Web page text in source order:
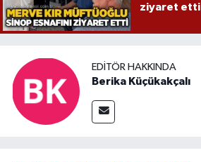
ziyaret etti
EDITÖR HAKKINDA
Berika Küçükakçalı